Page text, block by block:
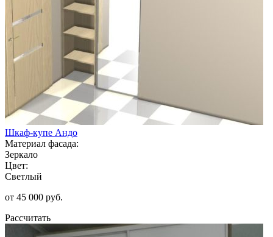
Шкаф-купе Андо
Материал фасада:
Зеркало
Цвет:
Светлый
от 45 000 руб.
Рассчитать